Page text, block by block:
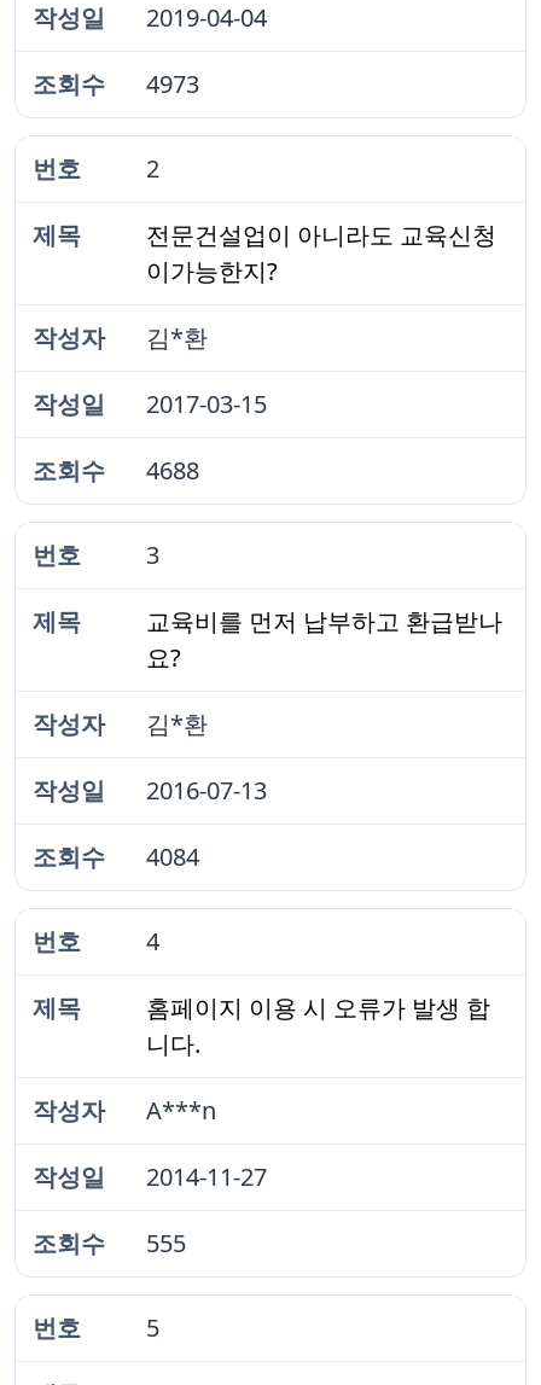
2019-04-04
4973
2
전문건설업이 아니라도 교육신청
이가능한지?
김*환
2017-03-15
4688
3
교육비를 먼저 납부하고 환급받나
요?
김*환
2016-07-13
4084
4
홈페이지 이용 시 오류가 발생 합
니다.
A***n
2014-11-27
555
5